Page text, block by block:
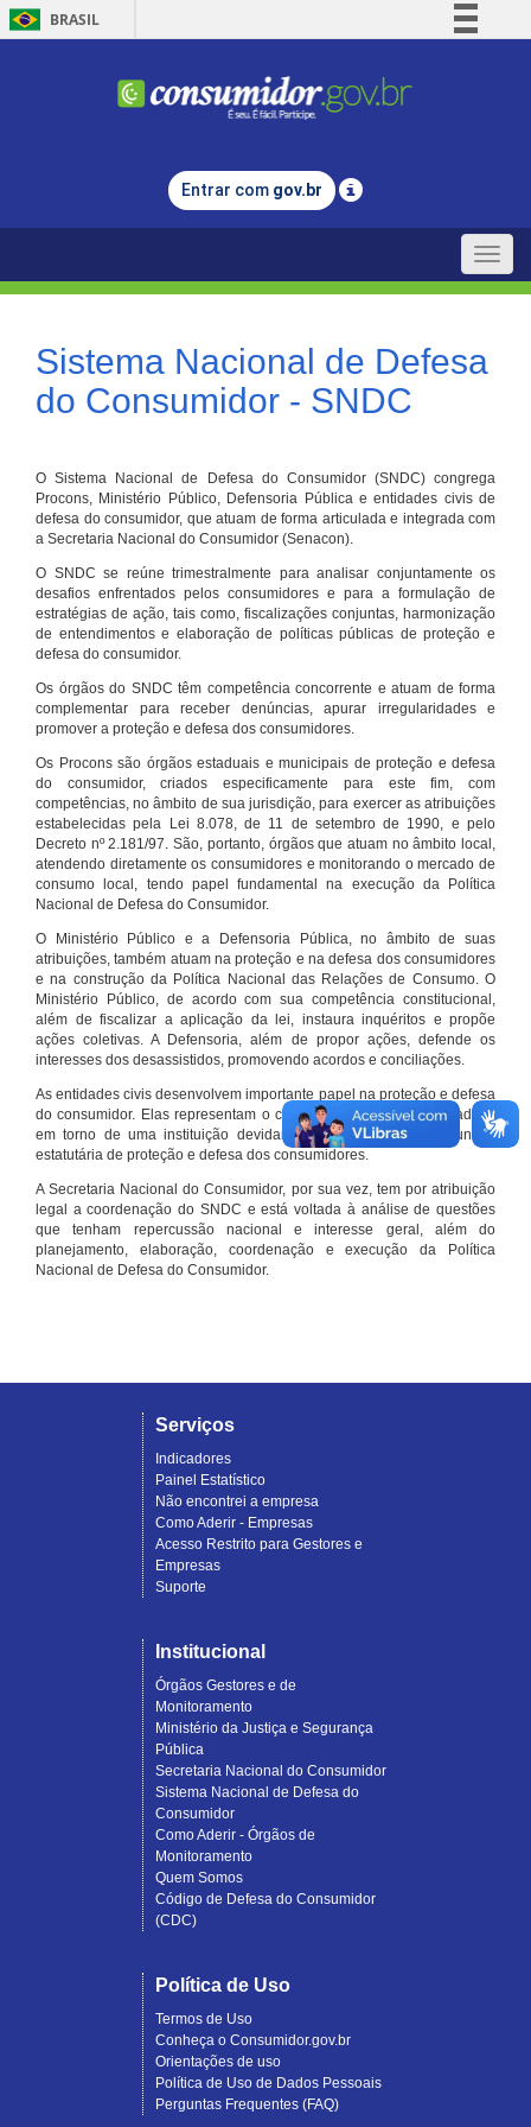
BRASIL
Comunica BR
Legislação
Entrar com gov.br
Toggle
Sistema Nacional de Defesa
do Consumidor - SNDC
O Sistema Nacional de Defesa do Consumidor (SNDC) congrega
Procons, Ministério Público, Defensoria Pública e entidades civis de
defesa do consumidor, que atuam de forma articulada e integrada com
a Secretaria Nacional do Consumidor (Senacon).
O SNDC se reúne trimestralmente para analisar conjuntamente os
desafios enfrentados pelos consumidores e para a formulação de
estratégias de ação, tais como, fiscalizações conjuntas, harmonização
de entendimentos e elaboração de políticas públicas de proteção e
defesa do consumidor.
Os órgãos do SNDC têm competência concorrente e atuam de forma
complementar para receber denúncias, apurar irregularidades e
promover a proteção e defesa dos consumidores.
Os Procons são órgãos estaduais e municipais de proteção e defesa
do consumidor, criados especificamente para este fim, com
competências, no âmbito de sua jurisdição, para exercer as atribuições
estabelecidas pela Lei 8.078, de 11 de setembro de 1990, e pelo
Decreto nº 2.181/97. São, portanto, órgãos que atuam no âmbito local,
atendendo diretamente os consumidores e monitorando o mercado de
consumo local, tendo papel fundamental na execução da Política
Nacional de Defesa do Consumidor.
O Ministério Público e a Defensoria Pública, no âmbito de suas
atribuições, também atuam na proteção e na defesa dos consumidores
e na construção da Política Nacional das Relações de Consumo. O
Ministério Público, de acordo com sua competência constitucional,
além de fiscalizar a aplicação da lei, instaura inquéritos e propõe
ações coletivas. A Defensoria, além de propor ações, defende os
interesses dos desassistidos, promovendo acordos e conciliações.
As entidades civis desenvolvem importante papel na proteção e defesa
do consumidor. Elas representam o conjunto organizado de cidadãos
em torno de uma instituição devidamente registrada e com função
estatutária de proteção e defesa dos consumidores.
A Secretaria Nacional do Consumidor, por sua vez, tem por atribuição
legal a coordenação do SNDC e está voltada à análise de questões
que tenham repercussão nacional e interesse geral, além do
planejamento, elaboração, coordenação e execução da Política
Nacional de Defesa do Consumidor.
Serviços
Indicadores
Painel Estatístico
Não encontrei a empresa
Como Aderir - Empresas
Acesso Restrito para Gestores e
Empresas
Suporte
Institucional
Órgãos Gestores e de
Monitoramento
Ministério da Justiça e Segurança
Pública
Secretaria Nacional do Consumidor
Sistema Nacional de Defesa do
Consumidor
Como Aderir - Órgãos de
Monitoramento
Quem Somos
Código de Defesa do Consumidor
(CDC)
Política de Uso
Termos de Uso
Conheça o Consumidor.gov.br
Orientações de uso
Política de Uso de Dados Pessoais
Perguntas Frequentes (FAQ)